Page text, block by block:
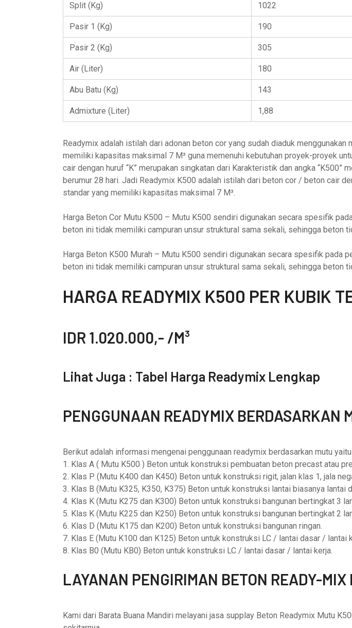
Split (Kg) 1022
Pasir 1 (Kg) 190
Pasir 2 (Kg) 305
Air (Liter) 180
Abu Batu (Kg) 143
Admixture (Liter) 1,88
Readymix adalah istilah dari adonan beton cor yang sudah diaduk
memiliki kapasitas maksimal 7 M³ guna memenuhi kebutuhan proyek-proyek
cair dengan huruf “K” merupakan singkatan dari Karakteristik dan angka
berumur 28 hari. Jadi Readymix K500 adalah istilah dari beton cor / beton cair
standar yang memiliki kapasitas maksimal 7 M³.
Harga Beton Cor Mutu K500 – Mutu K500 sendiri digunakan secara spesifik
beton ini tidak memiliki campuran unsur struktural sama sekali, sehingga beton
Harga Beton K500 Murah – Mutu K500 sendiri digunakan secara spesifik pada
beton ini tidak memiliki campuran unsur struktural sama sekali, sehingga beton
HARGA READYMIX K500 PER KUBIK
IDR 1.020.000,- /M³
Lihat Juga : Tabel Harga Readymix Lengkap
PENGGUNAAN READYMIX BERDASARKAN
Berikut adalah informasi mengenai penggunaan readymix berdasarkan mutu
1. Klas A ( Mutu K500 ) Beton untuk konstruksi pembuatan beton precast atau
2. Klas P (Mutu K400 dan K450) Beton untuk konstruksi rigit, jalan klas 1, jala
3. Klas B (Mutu K325, K350, K375) Beton untuk konstruksi lantai biasanya lantai
4. Klas K (Mutu K275 dan K300) Beton untuk konstruksi bangunan bertingkat 3
5. Klas K (Mutu K225 dan K250) Beton untuk konstruksi bangunan bertingkat 2
6. Klas D (Mutu K175 dan K200) Beton untuk konstruksi bangunan ringan.
7. Klas E (Mutu K100 dan K125) Beton untuk konstruksi LC / lantai dasar / lantai
8. Klas B0 (Mutu KB0) Beton untuk konstruksi LC / lantai dasar / lantai kerja.
LAYANAN PENGIRIMAN BETON READY-
Kami dari Barata Buana Mandiri melayani jasa supplay Beton Readymix Mutu